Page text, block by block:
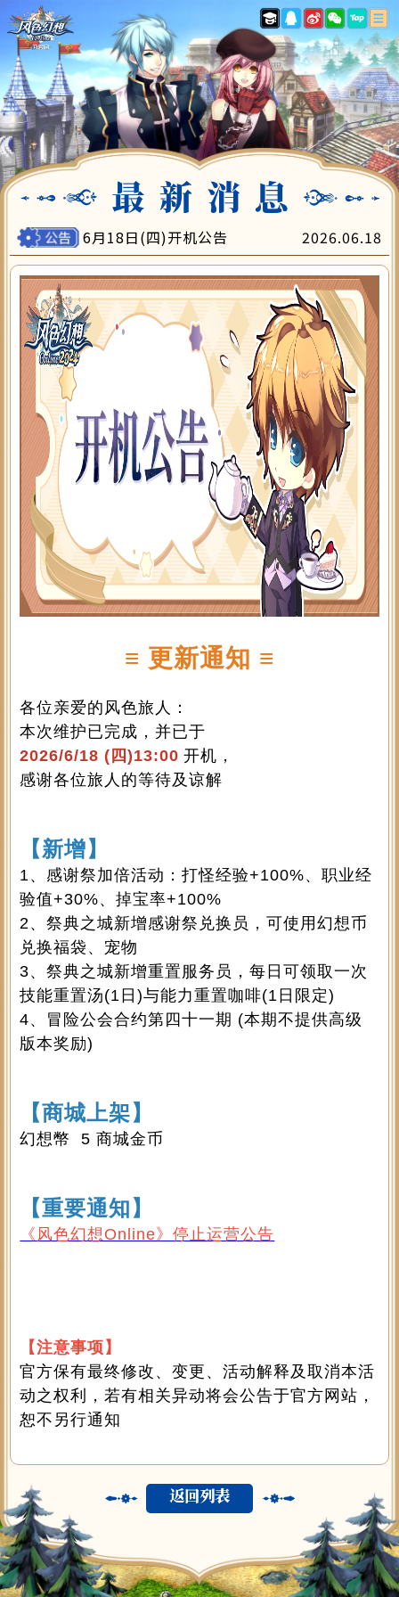
最新消息
游戏指南
账号注册
下载专区
游戏充值
会员中心
6月18日(四)开机公告 2026.06.18
≡ 更新通知 ≡
各位亲爱的风色旅人：
本次维护已完成，并已于
2026/6/18 ( 四)13:00 开机，
感谢各位旅人的等待及谅解
【新增】
1、感谢祭加倍活动：打怪经验+100%、职业经
验值+30%、掉宝率+100%
2、祭典之城新增感谢祭兑换员，可使用幻想币
兑换福袋、宠物
3、祭典之城新增重置服务员，每日可领取一次
技能重置汤(1日)与能力重置咖啡(1日限定)
4、冒险公会合约第四十一期 (本期不提供高级
版本奖励)
【商城上架】
幻想幣 5 商城金币
【重要通知】
《风色幻想Online》停止运营公告
【注意事项】
官方保有最终修改、变更、活动解释及取消本活
动之权利，若有相关异动将会公告于官方网站，
恕不另行通知
返回列表